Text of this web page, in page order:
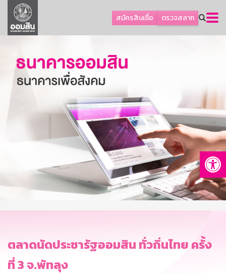
สมัครสินเชื่อ ตรวจสลาก
ลูกค้าธุรกิจ
ลูกค้าผู้ประกอบรายย่อย
ออมเพื่อสุข
เกี่ยวกับธนาคาร
การพัฒนาที่ยั่งยืน
บริการทางการเงิน
ติดต่อเรา
บริการออนไลน์
TH
EN
ตลาดนัดประชารัฐออมสิน ทั่วถิ่นไทย ครั้ง
ที่ 3 จ.พัทลุง